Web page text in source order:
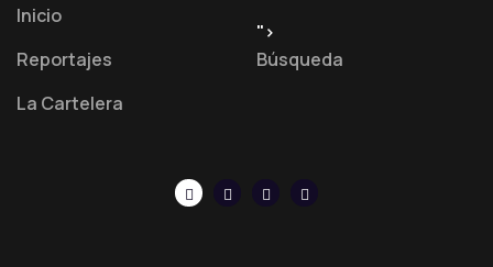
Inicio
Reportajes
La Cartelera
">
Búsqueda